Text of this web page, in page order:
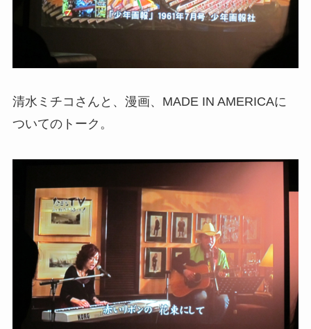
清水ミチコさんと、漫画、MADE IN AMERICAに
ついてのトーク。